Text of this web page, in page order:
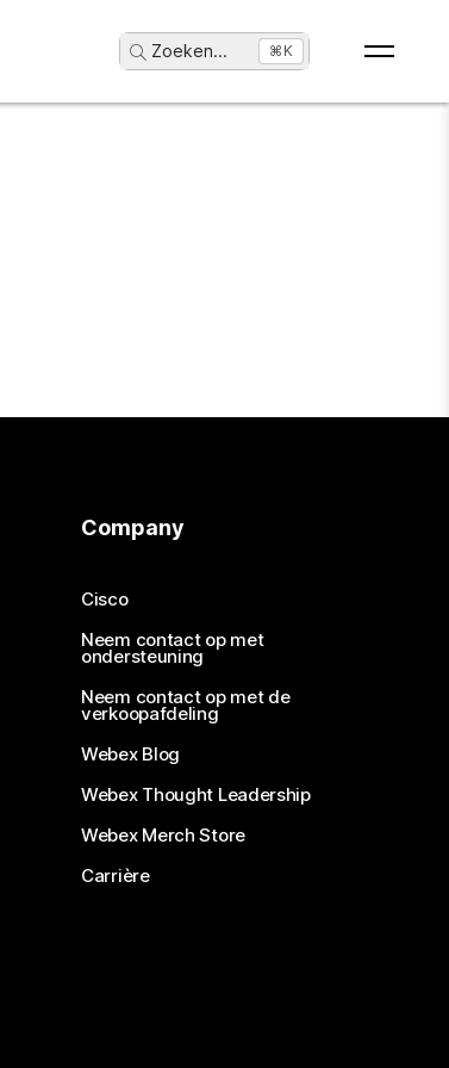
Zoeken... ⌘K
Company
Cisco
Neem contact op met
ondersteuning
Neem contact op met de
verkoopafdeling
Webex Blog
Webex Thought Leadership
Webex Merch Store
Carrière